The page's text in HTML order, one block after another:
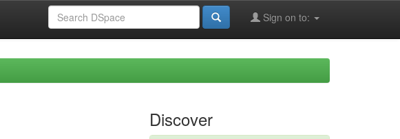
Sign on to:
Discover